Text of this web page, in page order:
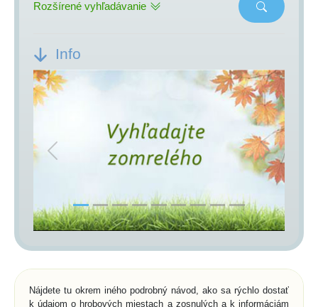
Rozšírené vyhľadávanie
Info
Previous Next
Nájdete tu okrem iného podrobný návod, ako sa rýchlo dostať
k údajom o hrobových miestach a zosnulých a k informáciám